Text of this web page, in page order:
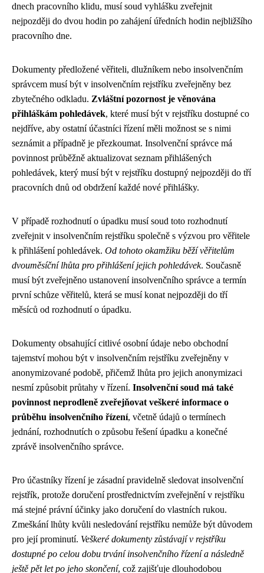
dnech pracovního klidu, musí soud vyhlášku zveřejnit
nejpozději do dvou hodin po zahájení úředních hodin nejbližšího
pracovního dne.
Dokumenty předložené věřiteli, dlužníkem nebo insolvenčním
správcem musí být v insolvenčním rejstříku zveřejněny bez
zbytečného odkladu. Zvláštní pozornost je věnována
přihláškám pohledávek, které musí být v rejstříku dostupné co
nejdříve, aby ostatní účastníci řízení měli možnost se s nimi
seznámit a případně je přezkoumat. Insolvenční správce má
povinnost průběžně aktualizovat seznam přihlášených
pohledávek, který musí být v rejstříku dostupný nejpozději do tří
pracovních dnů od obdržení každé nové přihlášky.
V případě rozhodnutí o úpadku musí soud toto rozhodnutí
zveřejnit v insolvenčním rejstříku společně s výzvou pro věřitele
k přihlášení pohledávek. Od tohoto okamžiku běží věřitelům
dvouměsíční lhůta pro přihlášení jejich pohledávek. Současně
musí být zveřejněno ustanovení insolvenčního správce a termín
první schůze věřitelů, která se musí konat nejpozději do tří
měsíců od rozhodnutí o úpadku.
Dokumenty obsahující citlivé osobní údaje nebo obchodní
tajemství mohou být v insolvenčním rejstříku zveřejněny v
anonymizované podobě, přičemž lhůta pro jejich anonymizaci
nesmí způsobit průtahy v řízení. Insolvenční soud má také
povinnost neprodleně zveřejňovat veškeré informace o
průběhu insolvenčního řízení, včetně údajů o termínech
jednání, rozhodnutích o způsobu řešení úpadku a konečné
zprávě insolvenčního správce.
Pro účastníky řízení je zásadní pravidelně sledovat insolvenční
rejstřík, protože doručení prostřednictvím zveřejnění v rejstříku
má stejné právní účinky jako doručení do vlastních rukou.
Zmeškání lhůty kvůli nesledování rejstříku nemůže být důvodem
pro její prominutí. Veškeré dokumenty zůstávají v rejstříku
dostupné po celou dobu trvání insolvenčního řízení a následně
ještě pět let po jeho skončení, což zajišťuje dlouhodobou